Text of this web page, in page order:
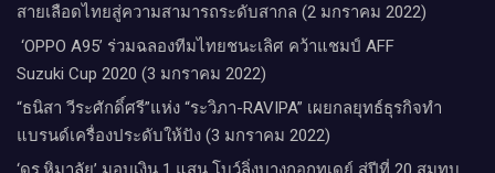
สายเลือดไทยสู่ความสามารถระดับสากล (2 มกราคม 2022)
‘OPPO A95’ ร่วมฉลองทีมไทยชนะเลิศ คว้าแชมป์ AFF
Suzuki Cup 2020 (3 มกราคม 2022)
“ธนิสา วีระศักดิ์ศรี”แห่ง “ระวิภา-RAVIPA” เผยกลยุทธ์ธุรกิจทำ
แบรนด์เครื่องประดับให้ปัง (3 มกราคม 2022)